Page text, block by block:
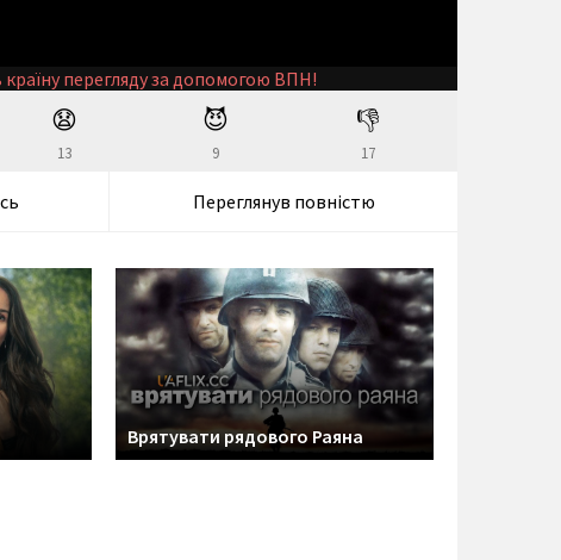
перегляду за допомогою ВПН!
😧
13
😈
9
👎
17
Переглянув повністю
Врятувати рядового Раяна